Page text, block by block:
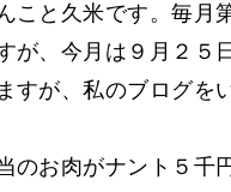
こと久米です。毎月
が、今月は９月２５
すが、私のブログを
のお肉がナント５千